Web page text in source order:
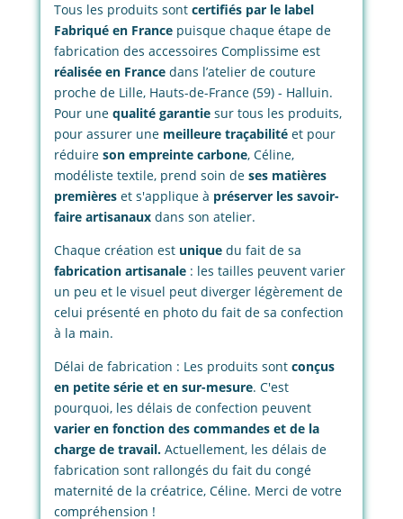
Tous les produits sont certifiés par le label
Fabriqué en Francepuisque chaque étape de
fabrication des accessoires Complissime est
réalisée en France dans l’atelier de couture
proche de Lille, Hauts-de-France (59) - Halluin.
Pour unequalité garantiesur tous les produits,
pour assurer une meilleure traçabilitéet pour
réduire son empreinte carbone, Céline,
modéliste textile, prend soin de ses matières
premières et s'applique à préserver les savoir-
faire artisanauxdans son atelier.
Chaque création est uniquedu fait de sa
fabrication artisanale: les tailles peuvent varier
un peu et le visuel peut diverger légèrement de
celui présenté en photo du fait de sa confection
à la main.
Délai de fabrication : Les produits sont conçus
en petite série et en sur-mesure. C'est
pourquoi, les délais de confection peuvent
varier en fonction des commandes et de la
charge de travail.Actuellement, les délais de
fabrication sont rallongés du fait du congé
maternité de la créatrice, Céline. Merci de votre
compréhension !